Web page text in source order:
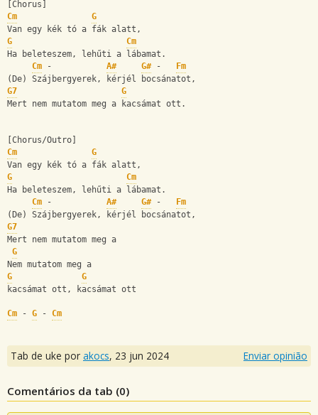
[Chorus]
Cm
G
Van egy kék tó a fák alatt,
G
Cm
Ha beleteszem, lehűti a lábamat.
Cm - A# G# -
Fm
(De) Szájbergyerek, kérjél bocsánatot,
G7
G
Mert nem mutatom meg a kacsámat ott.
[Chorus/Outro]
Cm
G
Van egy kék tó a fák alatt,
G
Cm
Ha beleteszem, lehűti a lábamat.
Cm - A# G# -
Fm
(De) Szájbergyerek, kérjél bocsánatot,
G7
Mert nem mutatom meg a
G
Nem mutatom meg a
G
G
kacsámat ott, kacsámat ott
Cm - G - Cm
Tab de uke por akocs, 23 jun 2024 Enviar opinião
Comentários da tab (0)